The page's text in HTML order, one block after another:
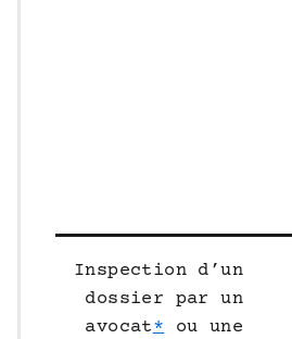
Inspection d’un
dossier par un
avocat*ou une